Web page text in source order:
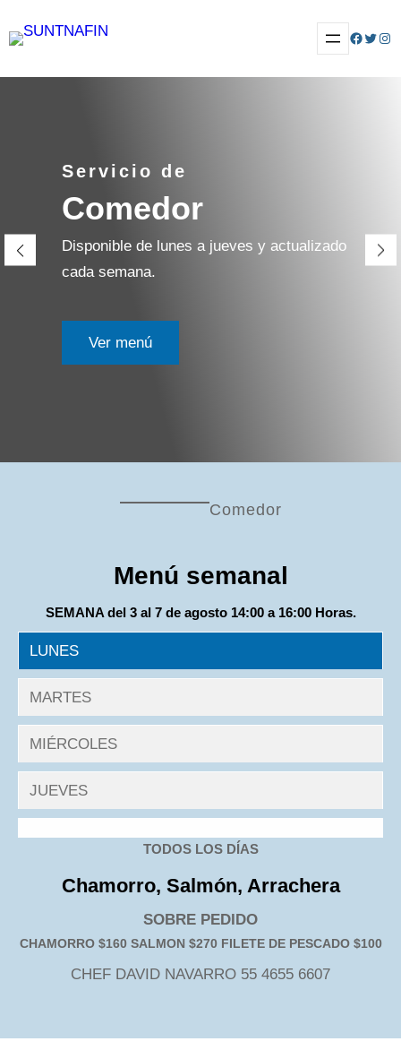
al
Servicio de
Comedor
Disponible de lunes a jueves y actualizado
cada semana.
Ver menú
Comedor
Menú semanal
SEMANA del 3 al 7 de agosto 14:00 a 16:00 Horas.
LUNES
MARTES
MIÉRCOLES
JUEVES
TODOS LOS DÍAS
Chamorro, Salmón, Arrachera
SOBRE PEDIDO
CHAMORRO $160 SALMON $270 FILETE DE PESCADO $100
CHEF DAVID NAVARRO 55 4655 6607